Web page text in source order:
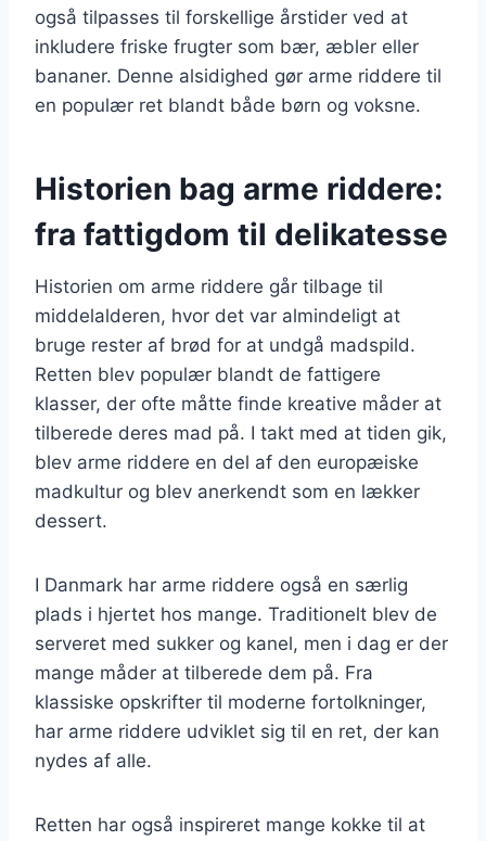
også tilpasses til forskellige årstider ved at
inkludere friske frugter som bær, æbler eller
bananer. Denne alsidighed gør arme riddere til
en populær ret blandt både børn og voksne.
Historien bag arme riddere:
fra fattigdom til delikatesse
Historien om arme riddere går tilbage til
middelalderen, hvor det var almindeligt at
bruge rester af brød for at undgå madspild.
Retten blev populær blandt de fattigere
klasser, der ofte måtte finde kreative måder at
tilberede deres mad på. I takt med at tiden gik,
blev arme riddere en del af den europæiske
madkultur og blev anerkendt som en lækker
dessert.
I Danmark har arme riddere også en særlig
plads i hjertet hos mange. Traditionelt blev de
serveret med sukker og kanel, men i dag er der
mange måder at tilberede dem på. Fra
klassiske opskrifter til moderne fortolkninger,
har arme riddere udviklet sig til en ret, der kan
nydes af alle.
Retten har også inspireret mange kokke til at